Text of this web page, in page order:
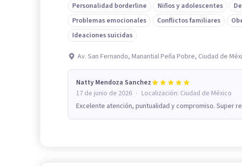
Personalidad borderline Niños y adolescentes
Problemas emocionales
Conflictos familiares
Ideaciones suicidas
Av. San Fernando, Manantial Peña Pobre, Ciudad de
Natty Mendoza Sanchez
17 de junio de 2026 · Localización: Ciudad de México
Excelente atención, puntualidad y compromiso. Super